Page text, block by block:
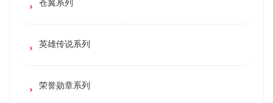
英雄传说系列
荣誉勋章系列